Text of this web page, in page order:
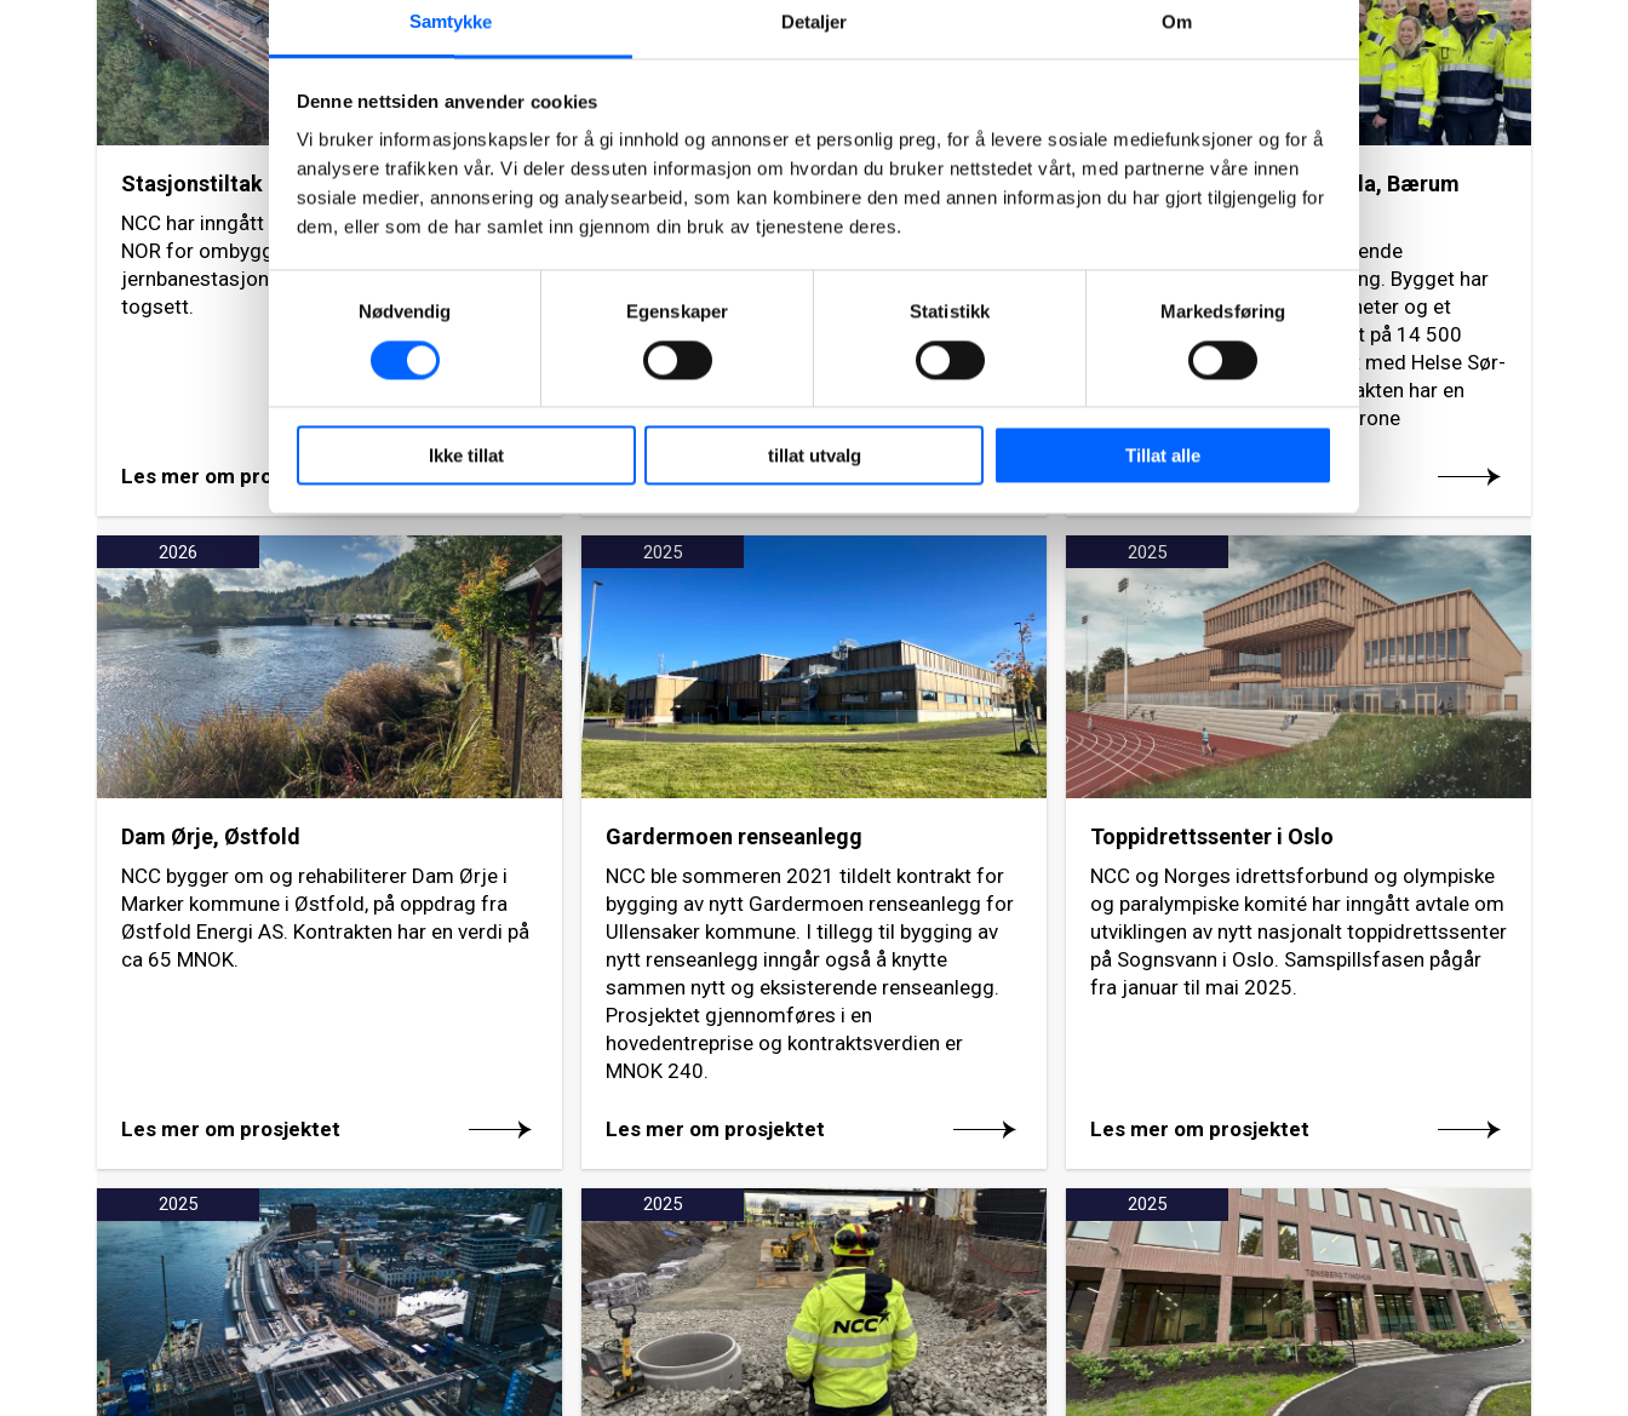
Samtykke Detaljer Om
Denne nettsiden anvender cookies
Vi bruker informasjonskapsler for å gi innhold og annonser et personlig preg, for å levere sosiale mediefunksjoner og for å
analysere trafikken vår. Vi deler dessuten informasjon om hvordan du bruker nettstedet vårt, med partnerne våre innen
sosiale medier, annonsering og analysearbeid, som kan kombinere den med annen informasjon du har gjort tilgjengelig for
dem, eller som de har samlet inn gjennom din bruk av tjenestene deres.
Nødvendig
Egenskaper Statistikk Markedsføring
Ikke tillat tillat utvalg Tillat alle
Stasjonstiltak Strømmen-Oslo-Ski
NCC har inngått samspillskontrakt med Bane
NOR for ombygging og tilpasning av åtte
jernbanestasjoner i Oslo-regionen for nye
togsett.
Les mer om prosjektet
Nytt sykehus Nordsjælland, Hillerød
Nordsjællands nye supersykehus vil bestå av
ovenfra.
Les mer om prosjektet
Ny Sikkerhetspsykiatri på Ila, Bærum
sikkerhetspsykiatri med tilhørende
uteområder og perimetersikring. Bygget har
to hoveddeler, en for døgnenheter og et
mottaksbygg. Totalt er bygget på 14 500
kvm. NCC har signert kontrakt med Helse Sør-
Øst RHF for prosjektet. Kontrakten har en
verdi på ca 1 milliard norske krone
Les mer om prosjektet
2026
Dam Ørje, Østfold
NCC bygger om og rehabiliterer Dam Ørje i
Marker kommune i Østfold, på oppdrag fra
Østfold Energi AS. Kontrakten har en verdi på
ca 65 MNOK.
Les mer om prosjektet
2025
Gardermoen renseanlegg
NCC ble sommeren 2021 tildelt kontrakt for
bygging av nytt Gardermoen renseanlegg for
Ullensaker kommune. I tillegg til bygging av
nytt renseanlegg inngår også å knytte
sammen nytt og eksisterende renseanlegg.
Prosjektet gjennomføres i en
hovedentreprise og kontraktsverdien er
MNOK 240.
Les mer om prosjektet
2025
Toppidrettssenter i Oslo
NCC og Norges idrettsforbund og olympiske
og paralympiske komité har inngått avtale om
utviklingen av nytt nasjonalt toppidrettssenter
på Sognsvann i Oslo. Samspillsfasen pågår
fra januar til mai 2025.
Les mer om prosjektet
2025 2025 2025